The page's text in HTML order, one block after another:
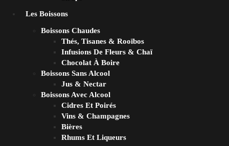
Les Boissons
Boissons Chaudes
Thés, Tisanes & Rooïbos
Infusions De Fleurs & Chaï
Chocolat À Boire
Boissons Sans Alcool
Jus & Nectar
Boissons Avec Alcool
Cidres Et Poirés
Vins & Champagnes
Bières
Rhums Et Liqueurs